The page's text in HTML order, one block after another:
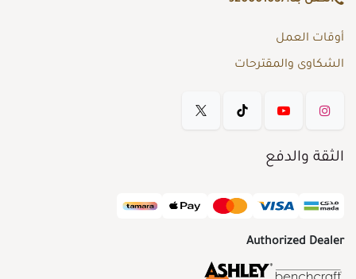
أوقات العمل
الشكاوى والمقترحات
الثقة والدفع
Authorized Dealer